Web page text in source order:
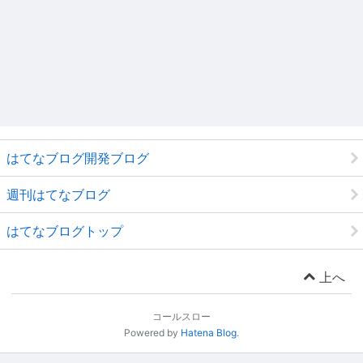
はてなブログ開発ブログ
週刊はてなブログ
はてなブログトップ
上へ
コールスロー
Powered by Hatena Blog.